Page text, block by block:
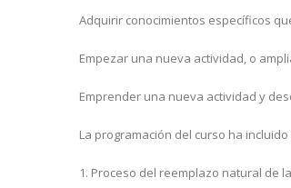
Adquirir conocimientos específicos
Empezar una nueva actividad, o
Emprender una nueva actividad y
La programación del curso ha
1. Proceso del reemplazo natural de